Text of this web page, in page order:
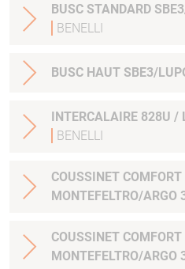
BUSC STANDARD
BENELLI
BUSC HAUT SBE3/
INTERCALAIRE 828U
BENELLI
COUSSINET
MONTEFELTRO/ARGO
COUSSINET
MONTEFELTRO/ARGO